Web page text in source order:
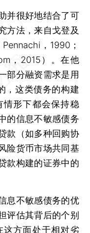
很好地结合了可
方法，来自戈登及
，1990；
，2015）。在他
部分融资需求是用
，这类债务的构建
形下都会保持稳
的信息不敏感债务
款（如多种回购协
险货币市场共同基
款构建的证券中的
不敏感债务的优
评估其背后的个别
方面处于相对劣